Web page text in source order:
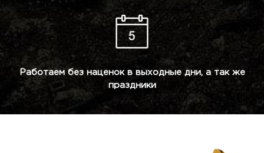
Работаем без наценок в выходные дни, а так же
праздники